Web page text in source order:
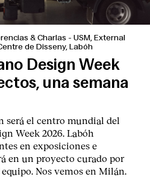
& Charlas - USM, External
de Disseny, Labóh
Design Week
una semana
será el centro mundial del
Week 2026. Labóh
en exposiciones e
en un proyecto curado por
Nos vemos en Milán.